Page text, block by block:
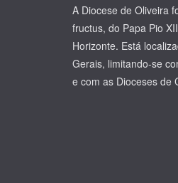
A Diocese de Oliveira
fructus, do Papa Pio
Horizonte. Está
Gerais, limitando-se
e com as Dioceses de